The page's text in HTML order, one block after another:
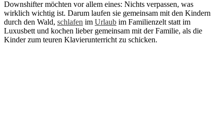
Downshifter möchten vor allem eines: Nichts verpassen, was
wirklich wichtig ist. Darum laufen sie gemeinsam mit den Kindern
durch den Wald, schlafen im Urlaub im Familienzelt statt im
Luxusbett und kochen lieber gemeinsam mit der Familie, als die
Kinder zum teuren Klavierunterricht zu schicken.